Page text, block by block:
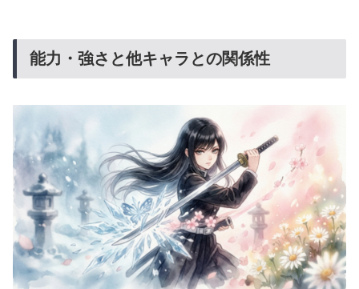
能力・強さと他キャラとの関係性